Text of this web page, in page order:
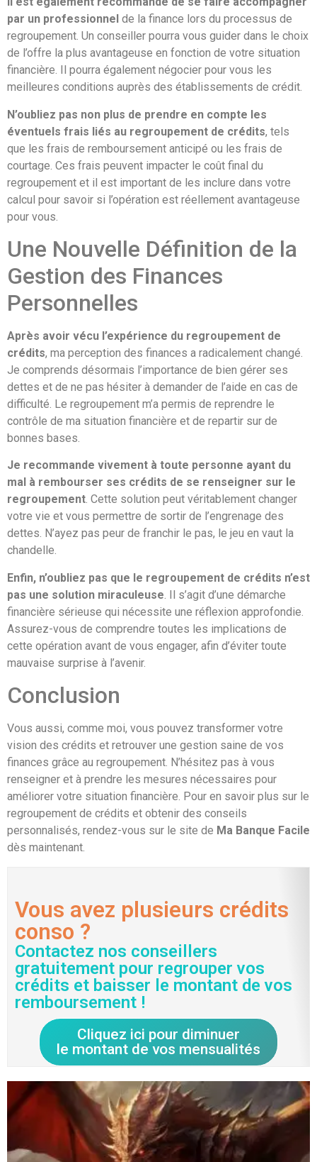
par un professionnel de la finance lors du processus de
regroupement. Un conseiller pourra vous guider dans le choix
de l’offre la plus avantageuse en fonction de votre situation
financière. Il pourra également négocier pour vous les
meilleures conditions auprès des établissements de crédit.
N’oubliez pas non plus de prendre en compte les
éventuels frais liés au regroupement de crédits, tels
que les frais de remboursement anticipé ou les frais de
courtage. Ces frais peuvent impacter le coût final du
regroupement et il est important de les inclure dans votre
calcul pour savoir si l’opération est réellement avantageuse
pour vous.
Une Nouvelle Définition de la
Gestion des Finances
Personnelles
Après avoir vécu l’expérience du regroupement de
crédits, ma perception des finances a radicalement changé.
Je comprends désormais l’importance de bien gérer ses
dettes et de ne pas hésiter à demander de l’aide en cas de
difficulté. Le regroupement m’a permis de reprendre le
contrôle de ma situation financière et de repartir sur de
bonnes bases.
Je recommande vivement à toute personne ayant du
mal à rembourser ses crédits de se renseigner sur le
regroupement. Cette solution peut véritablement changer
votre vie et vous permettre de sortir de l’engrenage des
dettes. N’ayez pas peur de franchir le pas, le jeu en vaut la
chandelle.
Enfin, n’oubliez pas que le regroupement de crédits n’est
pas une solution miraculeuse . Il s’agit d’une démarche
financière sérieuse qui nécessite une réflexion approfondie.
Assurez-vous de comprendre toutes les implications de
cette opération avant de vous engager, afin d’éviter toute
mauvaise surprise à l’avenir.
Conclusion
Vous aussi, comme moi, vous pouvez transformer votre
vision des crédits et retrouver une gestion saine de vos
finances grâce au regroupement. N’hésitez pas à vous
renseigner et à prendre les mesures nécessaires pour
améliorer votre situation financière. Pour en savoir plus sur le
regroupement de crédits et obtenir des conseils
personnalisés, rendez-vous sur le site de Ma Banque Facile
dès maintenant.
Vous avez plusieurs crédits
conso ?
Contactez nos conseillers
gratuitement pour regrouper vos
crédits et baisser le montant de vos
remboursement !
Cliquez ici pour diminuer
le montant de vos mensualités